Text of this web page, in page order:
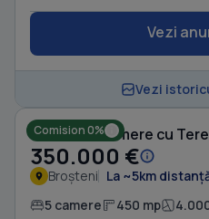
Vezi
Vezi
Comision 0%
Casă cu 5 camere cu
350.000 €
Broșteni La ~5km
5 camere 450 mp